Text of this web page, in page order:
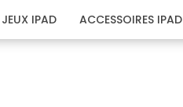
JEUX IPAD ACCESSOIRES IPAD